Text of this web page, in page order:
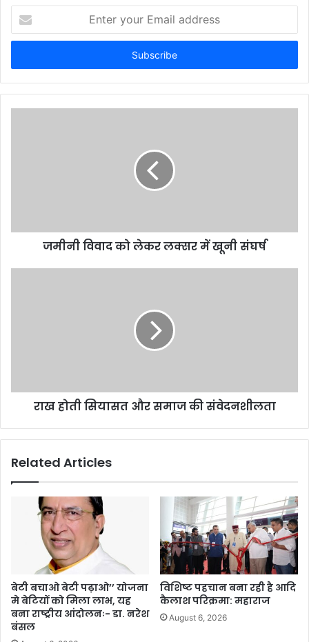
your
Email
जमीनी विवाद को लेकर लक्सर में खूनी संघर्ष
राख होती सियासत और समाज की संवेदनशीलता
Related Articles
बेटी बचाओ बेटी पढ़ाओ’’ योजना
मे बेटियों को मिला लाभ, यह
बना राष्ट्रीय आंदोलनः- डा. नरेश
बंसल
विशिष्ट पहचान बना रही है आदि
कैलाश परिक्रमा: महाराज
August 6, 2026